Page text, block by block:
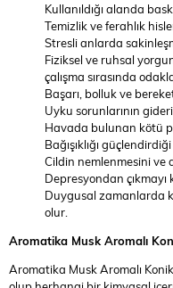
Kullanıldığı alanda
Temizlik ve ferahlık
Stresli anlarda
Fiziksel ve ruhsal
çalışma sırasında
Başarı, bolluk ve
Uyku sorunlarının
Havada bulunan kötü
Bağışıklığı
Cildin nemlenmesini
Depresyondan çıkmayı
Duygusal zamanlarda
olur.
Aromatika Musk Aromalı
Aromatika Musk Aromalı